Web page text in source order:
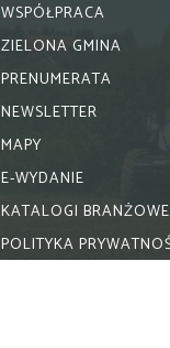
WSPÓŁPRACA
ZIELONA GMINA
PRENUMERATA
NEWSLETTER
MAPY
E-WYDANIE
KATALOGI BRANŻOWE
POLITYKA